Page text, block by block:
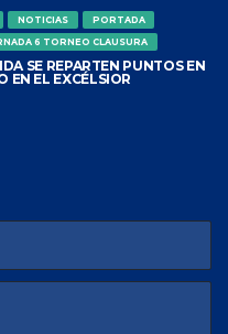
NOTICIAS
PORTADA
6 TORNEO CLAUSURA
SE REPARTEN PUNTOS EN
EN EL EXCÉLSIOR